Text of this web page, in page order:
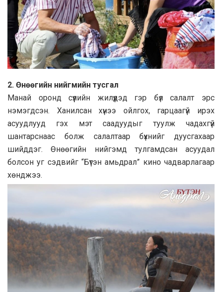
2. Өнөөгийн нийгмийн тусгал
Манай оронд сүүлийн жилүүдэд гэр бүл салалт эрс
нэмэгдсэн. Ханилсан хүнээ ойлгох, гарцаагүй ирэх
асуудлууд гэх мэт саадуудыг туулж чадахгүй
шантарснаас болж салалтаар бүхнийг дуусгахаар
шийддэг. Өнөөгийн нийгэмд тулгамдсан асуудал
болсон уг сэдвийг “Бүтэн амьдрал” кино чадварлагаар
хөнджээ.